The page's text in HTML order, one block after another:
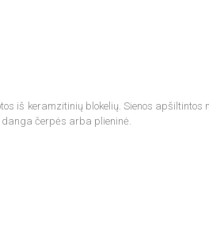
iš keramzitinių blokelių. Sienos
danga čerpės arba plieninė.